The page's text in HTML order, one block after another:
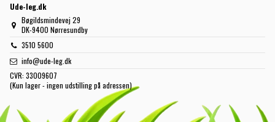
Ude-leg.dk
Bøgildsmindevej 29
DK-9400 Nørresundby
3510 5600
info@ude-leg.dk
CVR: 33009607
(Kun lager - ingen udstilling på adressen)